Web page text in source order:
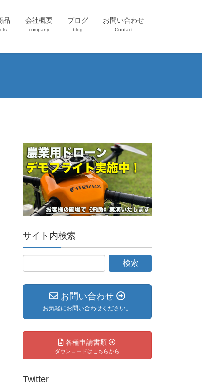
品 会社概要
company
ブログ
blog
お問い合わせ
Contact
サイト内検索
お問い合わせ
お気軽にお問い合わせください。
各種申請書類
ダウンロードはこちらから
Twitter